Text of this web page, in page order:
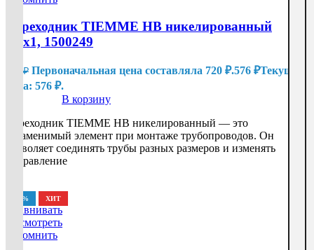
Переходник TIEMME НВ никелированный
1/2х1, 1500249
₽ Первоначальная цена составляла 720 ₽.576 ₽Текущая
цена: 576 ₽.
В корзину
Переходник TIEMME НВ никелированный — это
незаменимый элемент при монтаже трубопроводов. Он
позволяет соединять трубы разных размеров и изменять
направление
-20% ХИТ
Сравнивать
Посмотреть
Запомнить